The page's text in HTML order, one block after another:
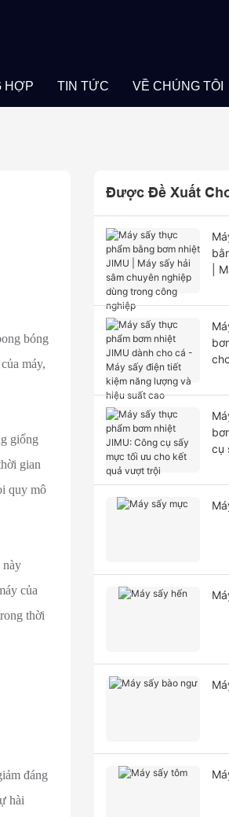
HỢP TIN TỨC VỀ CHÚNG TÔI
bóng
máy,
giống
gian
quy mô
này
của
thời
đáng
hài
Được Đề Xuất
|
và
cụ